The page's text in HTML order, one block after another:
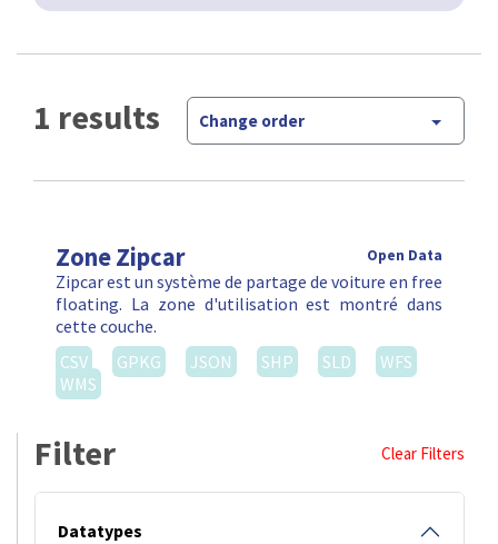
1 results Change order
Zone Zipcar Open Data
Zipcar est un système de partage de voiture en free
floating. La zone d'utilisation est montré dans
cette couche.
CSV
GPKG JSON SHP SLD
WFS
WMS
Filter Clear Filters
Datatypes